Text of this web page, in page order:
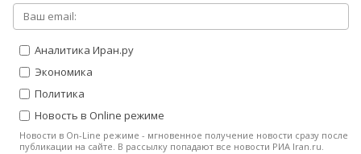
Аналитика Иран.ру
Экономика
Политика
Новость в Online режиме
Новости в On-Line режиме - мгновенное получение новости сразу после
публикации на сайте. В рассылку попадают все новости РИА Iran.ru.